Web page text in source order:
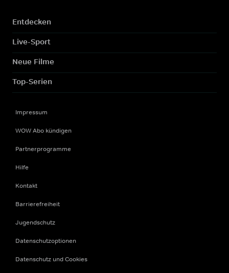
Entdecken
Live-Sport
Neue Filme
Top-Serien
Impressum
WOW Abo kündigen
Partnerprogramme
Hilfe
Kontakt
Barrierefreiheit
Jugendschutz
Datenschutzoptionen
Datenschutz und Cookies